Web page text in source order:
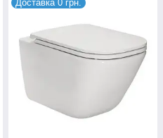
Доставка 0 грн.